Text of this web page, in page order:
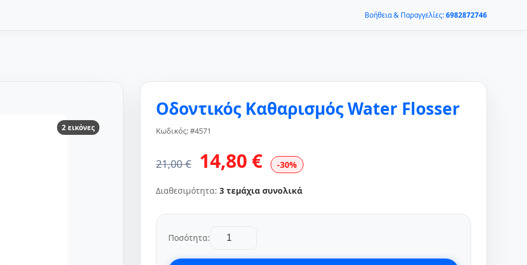
Βοήθεια & Παραγγελίες:6982872746
2 εικόνες
Οδοντικός Καθαρισμός Water Flosser
Κωδικός: #4571
21,00 € 14,80 € -30%
Διαθεσιμότητα: 3 τεμάχια συνολικά
Ποσότητα: